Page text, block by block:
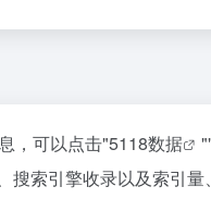
，可以点击"5118数据
索引擎收录以及索引